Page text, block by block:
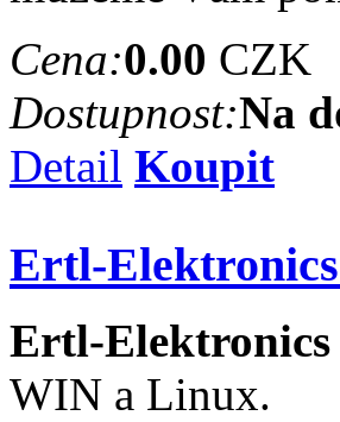
Cena:0.00 CZK
Dostupnost:Na
Detail Koupit
Ertl-Elektronics
Ertl-Elektronics
WIN a Linux.